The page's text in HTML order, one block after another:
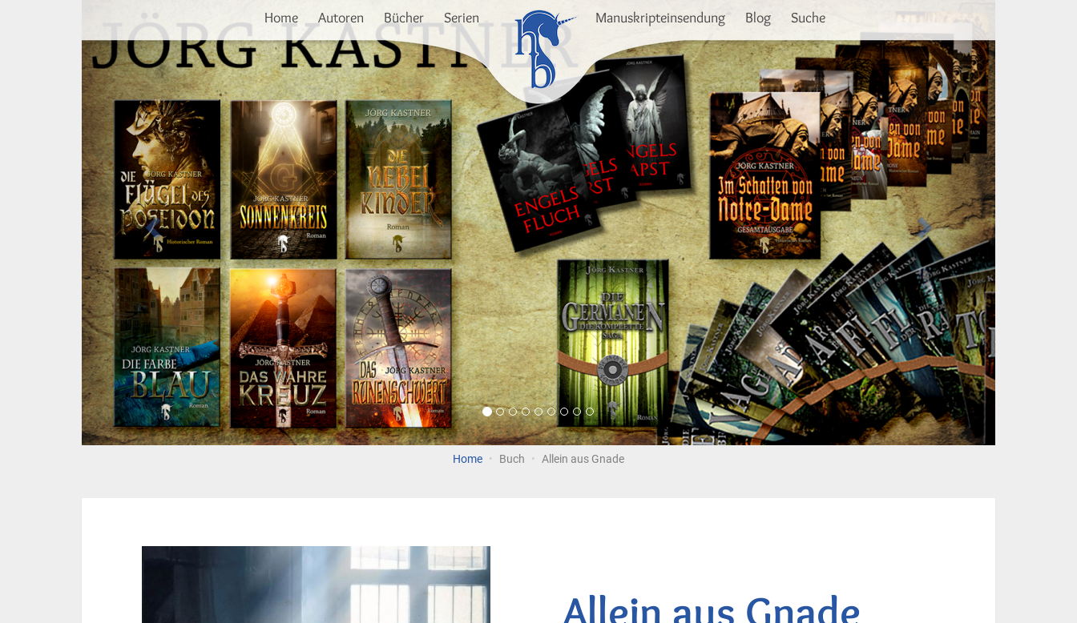
Home Autoren Bücher Serien Manuskripteinsendung Blog Suche Weiter
Home Buch Allein aus Gnade
Allein aus Gnade